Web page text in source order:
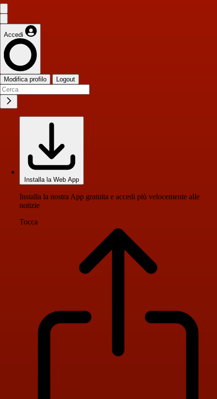
Accedi
Modifica profilo Logout
Installa la Web App
Installa la nostra App gratuita e accedi più velocemente alle
notizie
Tocca